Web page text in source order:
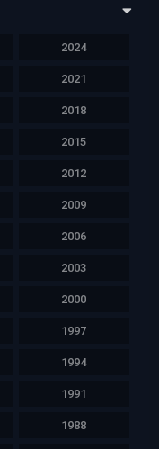
2024
2021
2018
2015
2012
2009
2006
2003
2000
1997
1994
1991
1988